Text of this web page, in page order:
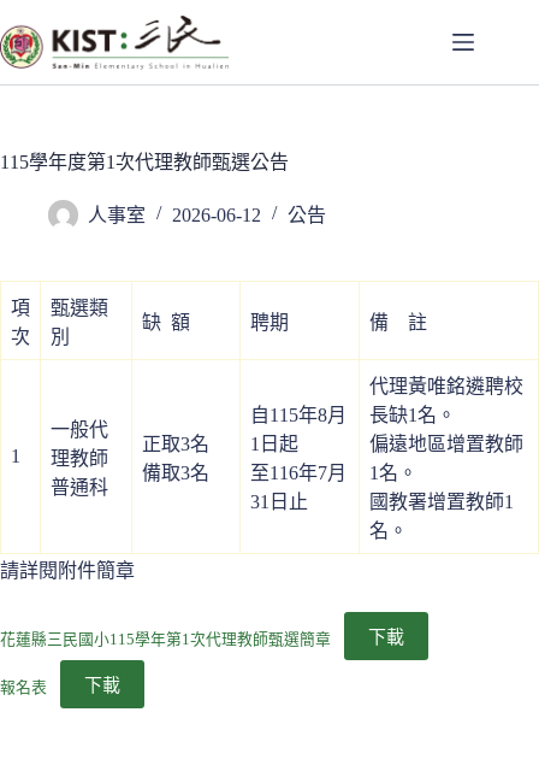
至
主
容
115學年度第1次代理教師甄選公告
人事室 2026-06-12 公告
項
次
甄選類
別
缺 額 聘期 備 註
1
一般代
理教師
普通科
正取3名
備取3名
自115年8月
1日起
至116年7月
31日止
代理黃唯銘遴聘校
長缺1名。
偏遠地區增置教師
1名。
國教署增置教師1
名。
請詳閱附件簡章
花蓮縣三民國小115學年第1次代理教師甄選簡章 下載
報名表 下載